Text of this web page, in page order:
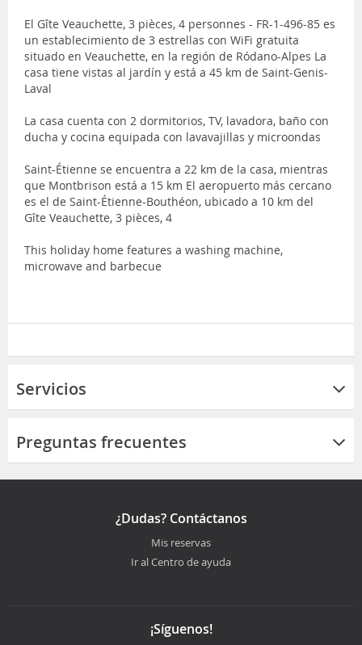
El Gîte Veauchette, 3 pièces, 4 personnes - FR-1-496-85 es
un establecimiento de 3 estrellas con WiFi gratuita
situado en Veauchette, en la región de Ródano-Alpes La
casa tiene vistas al jardín y está a 45 km de Saint-Genis-
Laval
La casa cuenta con 2 dormitorios, TV, lavadora, baño con
ducha y cocina equipada con lavavajillas y microondas
Saint-Étienne se encuentra a 22 km de la casa, mientras
que Montbrison está a 15 km El aeropuerto más cercano
es el de Saint-Étienne-Bouthéon, ubicado a 10 km del
Gîte Veauchette, 3 pièces, 4
This holiday home features a washing machine,
microwave and barbecue
Servicios
Preguntas frecuentes
¿Dudas? Contáctanos
Mis reservas
Ir al Centro de ayuda
¡Síguenos!